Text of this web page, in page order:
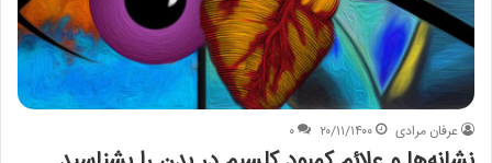
عرفان مرادی ۲۰/۱۱/۱۴۰۰ ۰